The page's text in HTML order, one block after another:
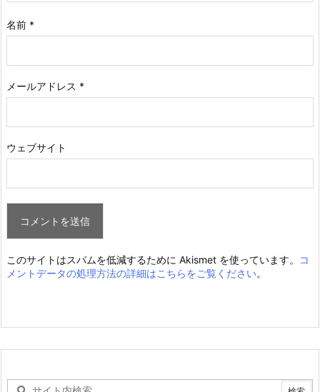
名前 *
メールアドレス *
ウェブサイト
このサイトはスパムを低減するために Akismet を使っています。
コ
メントデータの処理方法の詳細はこちらをご覧ください。